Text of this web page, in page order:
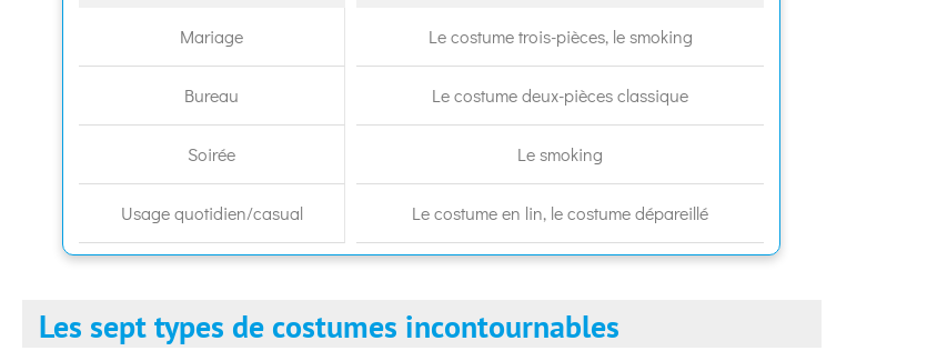
Mariage Le costume trois-pièces, le smoking
Bureau Le costume deux-pièces classique
Soirée Le smoking
Usage quotidien/casual Le costume en lin, le costume dépareillé
Les sept types de costumes incontournables